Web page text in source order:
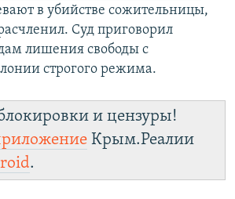
в убийстве сожительницы,
Суд приговорил
лишения свободы с
строгого режима.
и цензуры!
Крым.Реалии
.